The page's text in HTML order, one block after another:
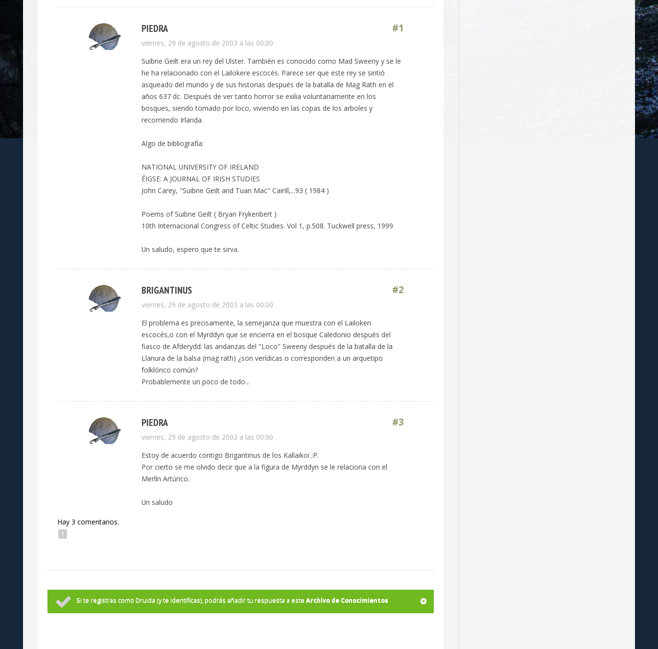
#1
PIEDRA
viernes, 29 de agosto de 2003 a las 00:00
Suibne Geilt era un rey del Ulster. También es conocido como Mad Sweeny y se le
he ha relacionado con el Lailokere escocés. Parece ser que este rey se sintió
asqueado del mundo y de sus historias después de la batalla de Mag Rath en el
años 637 dc. Después de ver tanto horror se exilia voluntariamente en los
bosques, siendo tomado por loco, viviendo en las copas de los arboles y
recorriendo Irlanda.
Algo de bibliografía:
NATIONAL UNIVERSITY OF IRELAND
ÉIGSE: A JOURNAL OF IRISH STUDIES
John Carey, "Suibne Geilt and Tuan Mac" Cairill,...93 ( 1984 )
Poems of Suibne Geilt ( Bryan Frykenbert )
10th Internacional Congress of Celtic Studies. Vol 1, p.508. Tuckwell press, 1999
Un saludo, espero que te sirva.
#2
BRIGANTINUS
viernes, 29 de agosto de 2003 a las 00:00
El problema es precisamente, la semejanza que muestra con el Lailoken
escocés,o con el Myrddyn que se encierra en el bosque Caledonio después del
fiasco de Afderydd: las andanzas del "Loco" Sweeny después de la batalla de la
Llanura de la balsa (mag rath) ¿son verídicas o corresponden a un arquetipo
folklórico común?
Probablemente un poco de todo...
#3
PIEDRA
viernes, 29 de agosto de 2003 a las 00:00
Estoy de acuerdo contigo Brigantinus de los Kallaikoi ;P.
Por cierto se me olvido decir que a la figura de Myrddyn se le relaciona con el
Merlín Artúrico.
Un saludo
Hay 3 comentarios.
1
Si te registras como Druida (y te identificas), podrás añadir tu respuesta a este Archivo de Conocimientos